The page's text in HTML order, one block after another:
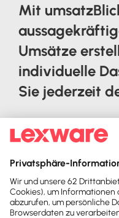
Mit
Umsätze
individuelle
Sie jederzeit
Erstellen Sie
tiefgreifende
umsatzBlick, um
einen Blick zu